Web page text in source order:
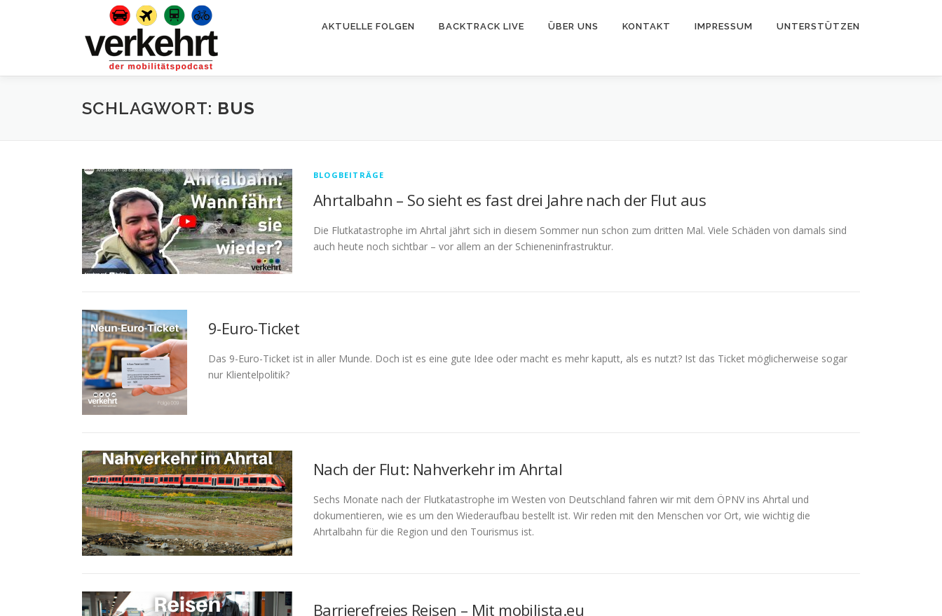
AKTUELLE FOLGEN BACKTRACK LIVE ÜBER UNS KONTAKT IMPRESSUM UNTERSTÜTZEN
SCHLAGWORT: BUS
BLOGBEITRÄGE
Ahrtalbahn – So sieht es fast drei Jahre nach der Flut aus
Die Flutkatastrophe im Ahrtal jährt sich in diesem Sommer nun schon zum dritten Mal. Viele Schäden von damals sind
auch heute noch sichtbar – vor allem an der Schieneninfrastruktur.
9-Euro-Ticket
Das 9-Euro-Ticket ist in aller Munde. Doch ist es eine gute Idee oder macht es mehr kaputt, als es nutzt? Ist das Ticket möglicherweise sogar
nur Klientelpolitik?
Nach der Flut: Nahverkehr im Ahrtal
Sechs Monate nach der Flutkatastrophe im Westen von Deutschland fahren wir mit dem ÖPNV ins Ahrtal und
dokumentieren, wie es um den Wiederaufbau bestellt ist. Wir reden mit den Menschen vor Ort, wie wichtig die
Ahrtalbahn für die Region und den Tourismus ist.
Barrierefreies Reisen – Mit mobilista.eu